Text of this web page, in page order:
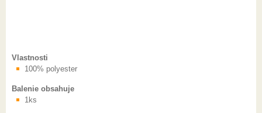
Vlastnosti
100% polyester
Balenie obsahuje
1ks